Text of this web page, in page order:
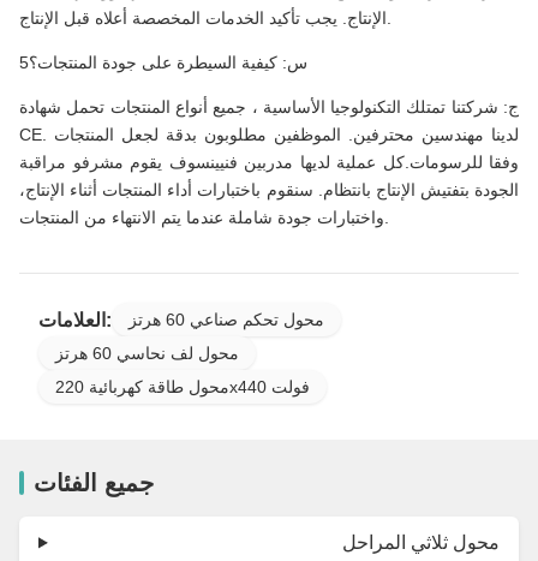
الإنتاج. يجب تأكيد الخدمات المخصصة أعلاه قبل الإنتاج.
5س: كيفية السيطرة على جودة المنتجات؟
ج: شركتنا تمتلك التكنولوجيا الأساسية ، جميع أنواع المنتجات تحمل شهادة
CE. لدينا مهندسين محترفين. الموظفين مطلوبون بدقة لجعل المنتجات
وفقا للرسومات.كل عملية لديها مدربين فنيينسوف يقوم مشرفو مراقبة
الجودة بتفتيش الإنتاج بانتظام. سنقوم باختبارات أداء المنتجات أثناء الإنتاج،
واختبارات جودة شاملة عندما يتم الانتهاء من المنتجات.
العلامات:
محول تحكم صناعي 60 هرتز
محول لف نحاسي 60 هرتز
محول طاقة كهربائية 220x440 فولت
جميع الفئات
محول ثلاثي المراحل